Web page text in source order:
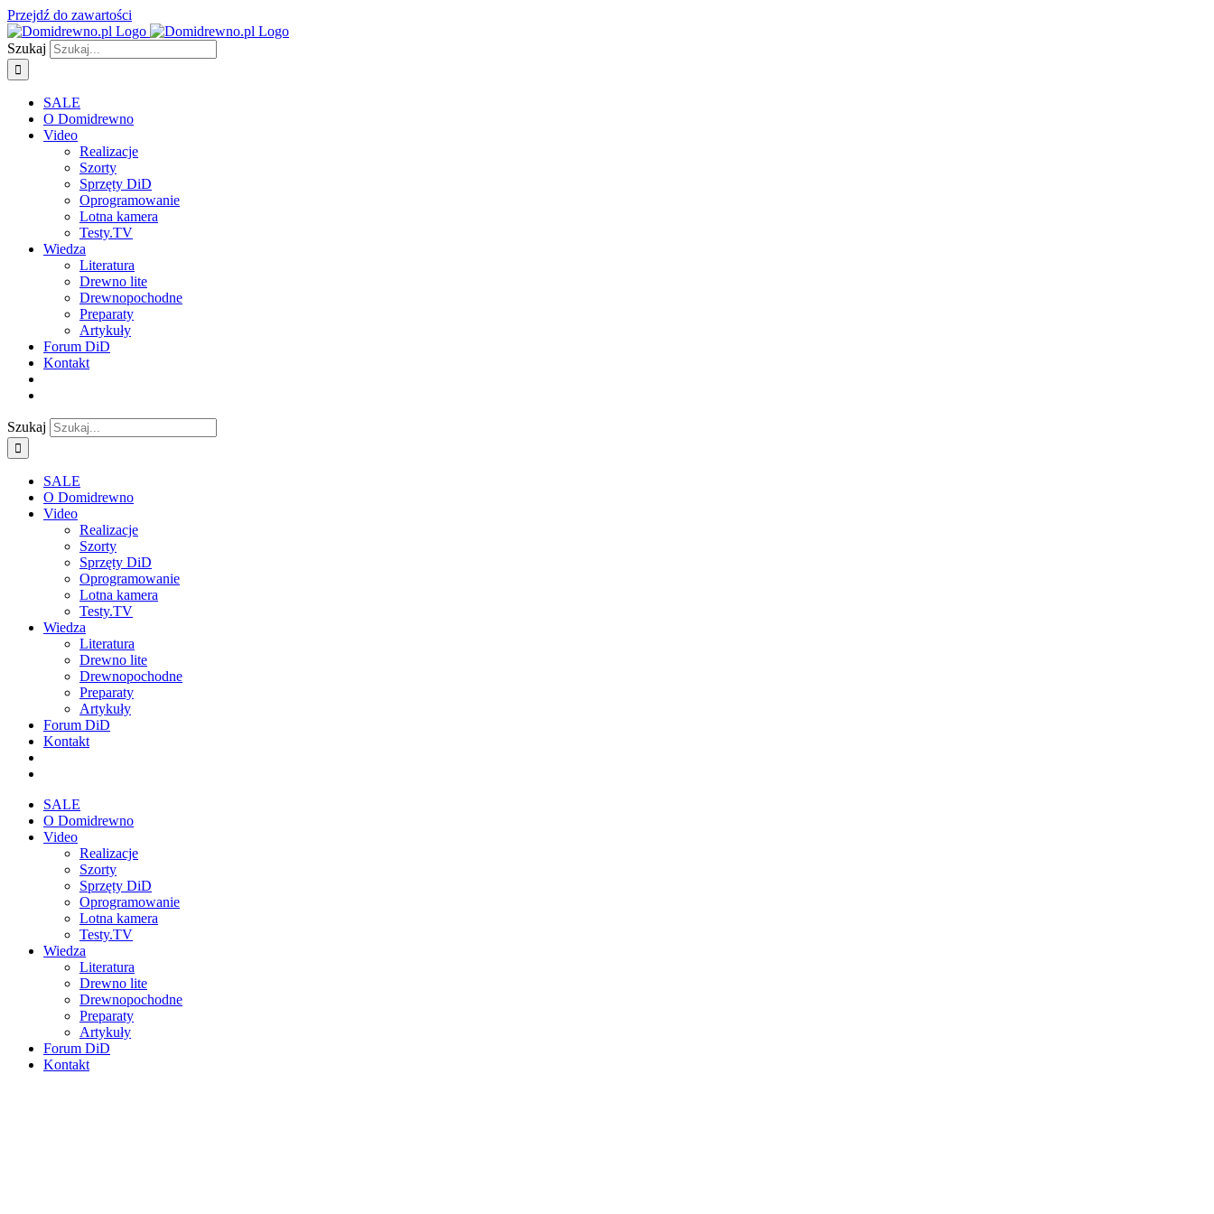
Przejdź do zawartości
Szukaj
SALE
O Domidrewno
Video
Realizacje
Szorty
Sprzęty DiD
Oprogramowanie
Lotna kamera
Testy.TV
Wiedza
Literatura
Drewno lite
Drewnopochodne
Preparaty
Artykuły
Forum DiD
Kontakt
Szukaj
SALE
O Domidrewno
Video
Realizacje
Szorty
Sprzęty DiD
Oprogramowanie
Lotna kamera
Testy.TV
Wiedza
Literatura
Drewno lite
Drewnopochodne
Preparaty
Artykuły
Forum DiD
Kontakt
SALE
O Domidrewno
Video
Realizacje
Szorty
Sprzęty DiD
Oprogramowanie
Lotna kamera
Testy.TV
Wiedza
Literatura
Drewno lite
Drewnopochodne
Preparaty
Artykuły
Forum DiD
Kontakt